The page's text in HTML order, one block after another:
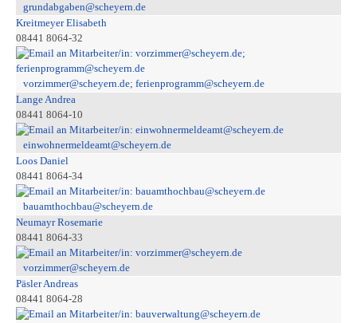
grundabgaben@scheyern.de
Kreitmeyer Elisabeth
08441 8064-32
vorzimmer@scheyern.de; ferienprogramm@scheyern.de
Lange Andrea
08441 8064-10
einwohnermeldeamt@scheyern.de
Loos Daniel
08441 8064-34
bauamthochbau@scheyern.de
Neumayr Rosemarie
08441 8064-33
vorzimmer@scheyern.de
Päsler Andreas
08441 8064-28